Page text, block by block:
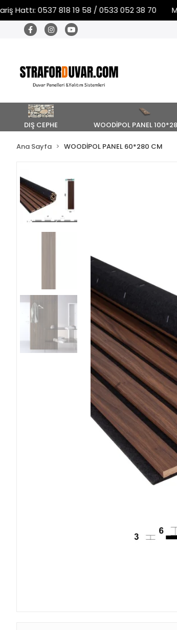
0537 818 19 58 / 0533 052 38 70
DIŞ CEPHE WOODİPOL PANEL
Ana Sayfa WOODİPOL PANEL 60*280 CM